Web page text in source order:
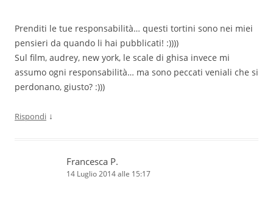
Prenditi le tue responsabilità… questi tortini sono nei miei
pensieri da quando li hai pubblicati! :))))
Sul film, audrey, new york, le scale di ghisa invece mi
assumo ogni responsabilità… ma sono peccati veniali che si
perdonano, giusto? :)))
Rispondi ↓
Francesca P.
14 Luglio 2014 alle 15:17